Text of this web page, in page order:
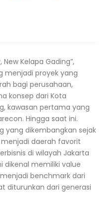
Kelapa Gading”,
menjadi proyek yang
bagi perusahaan,
konsep dari Kota
kawasan pertama yang
Hingga saat ini.
yang dikembangkan sejak
daerah favorit
di wilayah Jakarta
dikenal memiliki value
benchmark dari
diturunkan dari generasi